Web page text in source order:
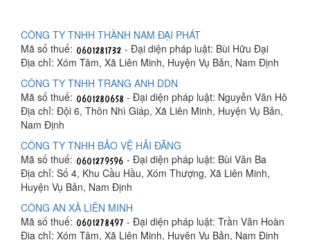
CÔNG TY TNHH THÀNH NAM ĐẠI PHÁT
Mã số thuế:
- Đại diện pháp luật: Bùi Hữu Đại
Địa chỉ: Xóm Tâm, Xã Liên Minh, Huyện Vụ Bản, Nam Định
CÔNG TY TNHH TRANG ANH DDN
Mã số thuế:
- Đại diện pháp luật: Nguyễn Văn Hô
Địa chỉ: Đội 6, Thôn Nhì Giáp, Xã Liên Minh, Huyện Vụ Bản,
Nam Định
CÔNG TY TNHH BẢO VỆ HẢI ĐĂNG
Mã số thuế:
- Đại diện pháp luật: Bùi Văn Ba
Địa chỉ: Số 4, Khu Cầu Hầu, Xóm Thượng, Xã Liên Minh,
Huyện Vụ Bản, Nam Định
CÔNG AN XÃ LIÊN MINH
Mã số thuế:
- Đại diện pháp luật: Trần Văn Hoàn
Địa chỉ: Xóm Tâm, Xã Liên Minh, Huyện Vụ Bản, Nam Định